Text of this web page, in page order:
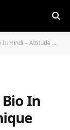
Attitude & Unique (2026)
In